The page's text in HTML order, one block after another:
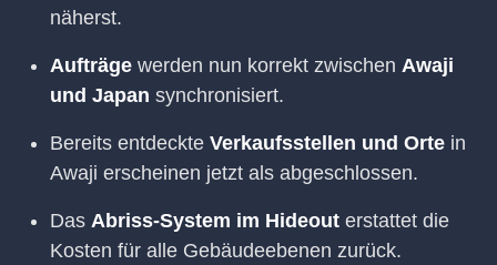
näherst.
Aufträge werden nun korrekt zwischen Awaji
und Japan synchronisiert.
Bereits entdeckte Verkaufsstellen und Orte in
Awaji erscheinen jetzt als abgeschlossen.
Das Abriss-System im Hideout erstattet die
Kosten für alle Gebäudeebenen zurück.